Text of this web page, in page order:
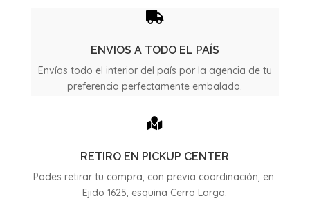

ENVIOS A TODO EL PAÍS
Envíos todo el interior del país por la agencia de tu
preferencia perfectamente embalado.

RETIRO EN PICKUP CENTER
Podes retirar tu compra, con previa coordinación, en
Ejido 1625, esquina Cerro Largo.